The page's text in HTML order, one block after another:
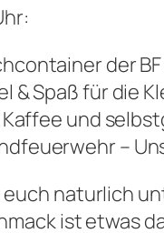
der
& Spaß für die
und
–
naturlich
ist etwas